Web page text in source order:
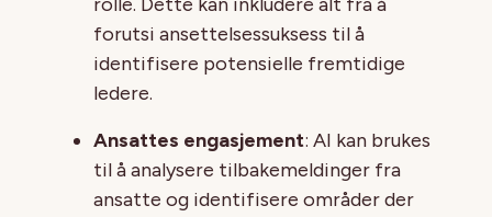
forutsi ansettelsessuksess til å
identifisere potensielle fremtidige
ledere.
Ansattes engasjement: AI kan brukes
til å analysere tilbakemeldinger fra
ansatte og identifisere områder der